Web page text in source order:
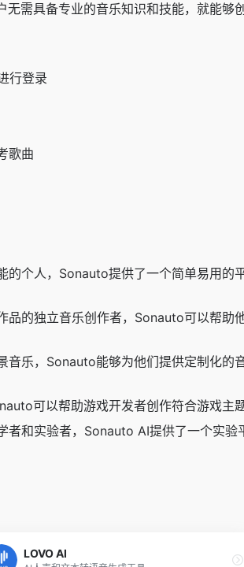
需具备专业的音乐知识和技能，就能够
行登录
歌曲
的个人，Sonauto提供了一个简单易用
品的独立音乐创作者，Sonauto可以帮
音乐，Sonauto能够为他们提供定制化
可以帮助游戏开发者创作符合游戏主
者和实验者，Sonauto AI提供了一个实
LOVO AI